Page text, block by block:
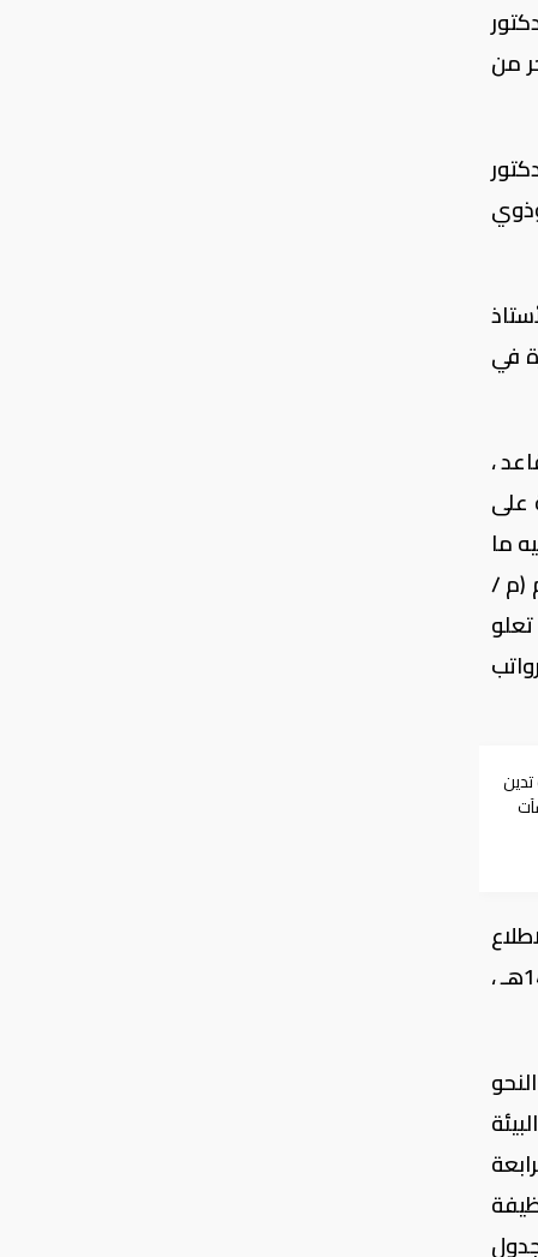
من
في
،
على
ما
رقم (م /
التي تعلو
تدين
على التوصية المعدة في مجلس الشؤون الاقتصادية والتنمية رقم ( 17 ـ 56 / 40 / د ) وتاريخ 13 / 11 / 1440هـ ،
وظيفة